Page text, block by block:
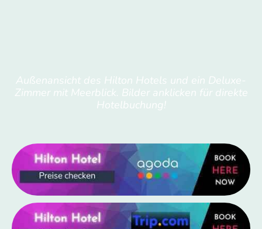
Außenansicht des Hilton Hotels und ein Deluxe-
Zimmer mit Meerblick. Bilder anklicken für direkte
Hotelbuchung!